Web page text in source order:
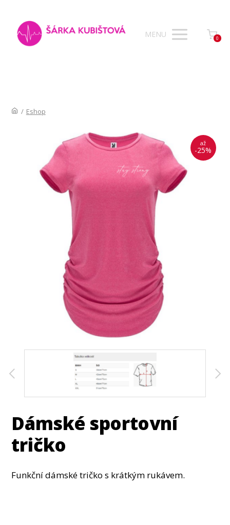
MENU 0
/ Eshop
až
-25%
Dámské sportovní
tričko
Funkční dámské tričko s krátkým rukávem.